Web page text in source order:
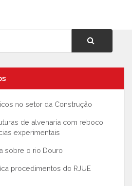
no setor da Construção
de alvenaria com reboco
experimentais
sobre o rio Douro
procedimentos do RJUE